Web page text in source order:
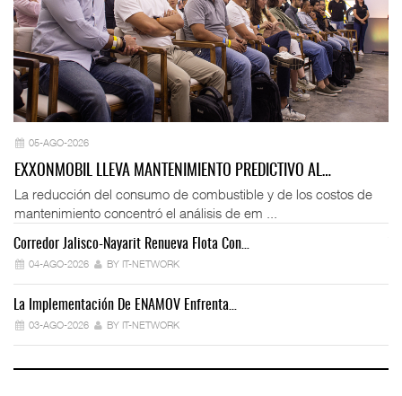
05-AGO-2026
EXXONMOBIL LLEVA MANTENIMIENTO PREDICTIVO AL…
La reducción del consumo de combustible y de los costos de
mantenimiento concentró el análisis de em ...
Corredor Jalisco-Nayarit Renueva Flota Con…
04-AGO-2026 BY IT-NETWORK
La Implementación De ENAMOV Enfrenta…
03-AGO-2026 BY IT-NETWORK